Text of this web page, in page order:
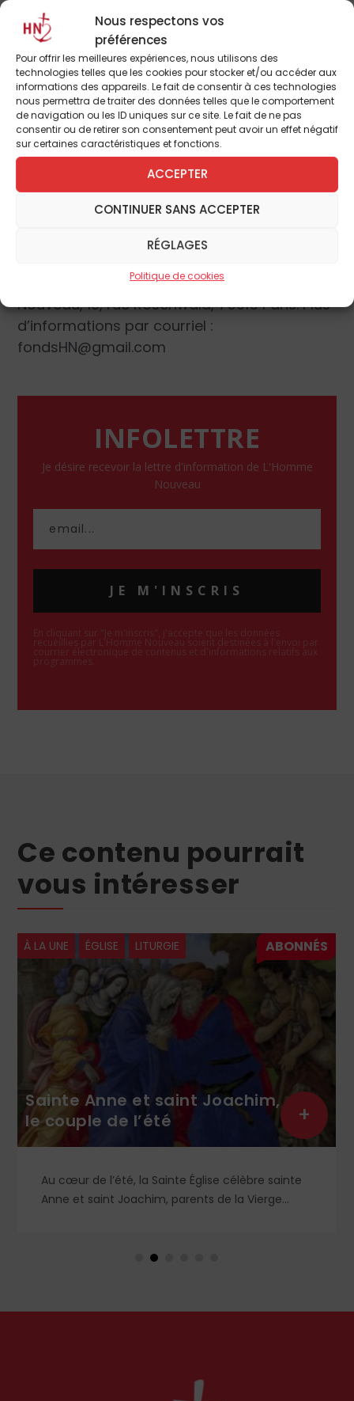
Nous respectons vos
préférences
Pour offrir les meilleures expériences, nous utilisons des
technologies telles que les cookies pour stocker et/ou accéder aux
informations des appareils. Le fait de consentir à ces technologies
nous permettra de traiter des données telles que le comportement
de navigation ou les ID uniques sur ce site. Le fait de ne pas
consentir ou de retirer son consentement peut avoir un effet négatif
sur certaines caractéristiques et fonctions.
ACCEPTER
CONTINUER SANS ACCEPTER
RÉGLAGES
Politique de cookies
Notre dernier numéro est en vente ici :
Cliquez ici.
Pour faire un don, aider le Club des Hommes
en Noir et bénéficier d’une déduction fiscale :
Cliquez là.
Vous pouvez également rédiger un chèque à
Nouveau (FDHN) et l’envoyer à L’Homme
Nouveau, 10, rue Rosenwald, 75015 Paris. Plus
d’informations par courriel :
fondsHN@gmail.com
INFOLETTRE
Je désire recevoir la lettre d'information de L'Homme
Nouveau
JE M'INSCRIS
En cliquant sur "Je m'inscris", j'accepte que les données
recueillies par L'Homme Nouveau soient destinées à l'envoi par
courrier électronique de contenus et d'informations relatifs aux
programmes.
Ce contenu pourrait
vous intéresser
À LA UNE ÉGLISE LITURGIE
Sainte Anne et saint Joachim,
le couple de l’été
Au cœur de l’été, la Sainte Église célèbre sainte
Anne et saint Joachim, parents de la Vierge
en Orient qu’en Occident, célèbre par sa piété
+